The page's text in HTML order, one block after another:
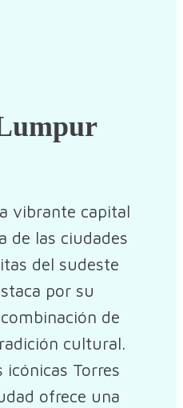
vibrante capital
de las ciudades
del sudeste
por su
de
cultural.
icónicas Torres
ofrece una